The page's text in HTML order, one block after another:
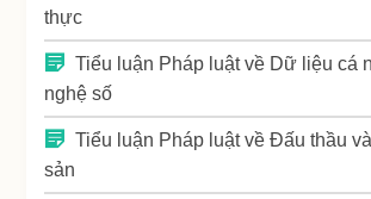
thực
Tiểu luận Pháp luật về Dữ liệu cá
nghệ số
Tiểu luận Pháp luật về Đấu thầu
sản